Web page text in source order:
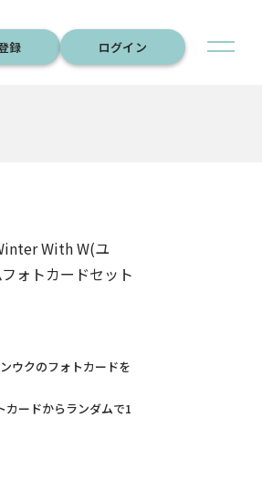
録 ログイン
With W(ユ
ォトカードセット
ウクのフォトカードを
カードからランダムで1